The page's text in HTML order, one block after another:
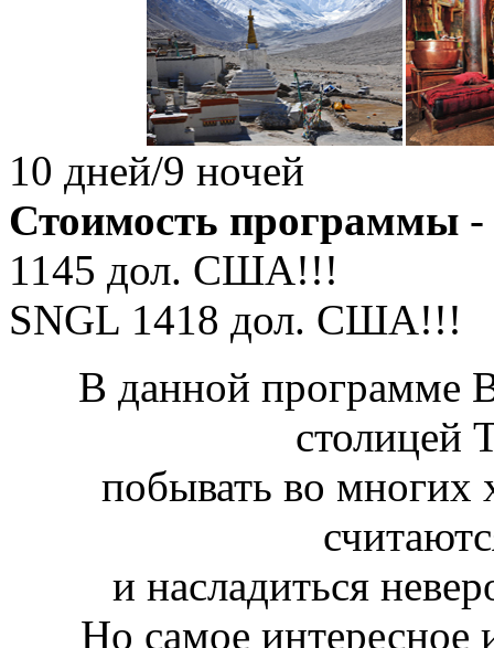
10 дней/9 ночей
Стоимость программы -
1145 дол. США!!!
SNGL 1418 дол. США!!!
В данной программе
столицей
побывать во многих
и насладиться
Но самое интересное